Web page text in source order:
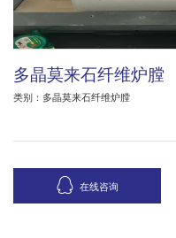
多晶莫来石纤维炉膛
类别：多晶莫来石纤维炉膛
 在线咨询